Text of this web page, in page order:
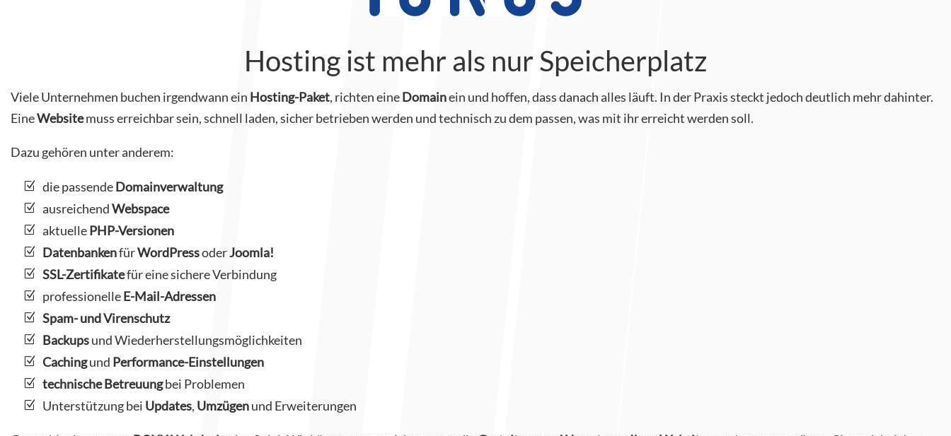
Hosting ist mehr als nur Speicherplatz
Viele Unternehmen buchen irgendwann ein Hosting-Paket, richten eineDomainein und hoffen, dass danach alles läuft. In der Praxis steckt jedoch deutlich mehr dahinter.
EineWebsitemuss erreichbar sein, schnell laden, sicher betrieben werden und technisch zu dem passen, was mit ihr erreicht werden soll.
Dazu gehören unter anderem:
die passendeDomainverwaltung
ausreichendWebspace
aktuellePHP-Versionen
DatenbankenfürWordPressoderJoomla!
SSL-Zertifikatefür eine sichere Verbindung
professionelleE-Mail-Adressen
Spam- und Virenschutz
Backupsund Wiederherstellungsmöglichkeiten
Cachingund Performance-Einstellungen
technische Betreuungbei Problemen
Unterstützung bei Updates, Umzügenund Erweiterungen